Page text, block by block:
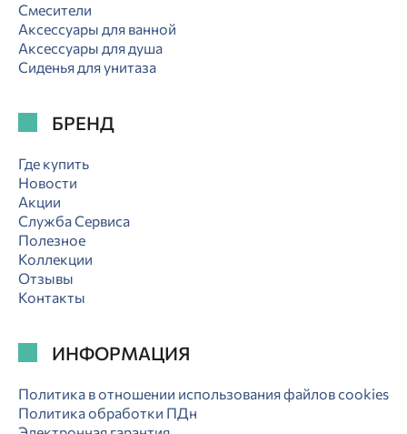
Смесители
Аксессуары для ванной
Аксессуары для душа
Сиденья для унитаза
БРЕНД
Где купить
Новости
Акции
Служба Сервиса
Полезное
Коллекции
Отзывы
Контакты
ИНФОРМАЦИЯ
Политика в отношении использования файлов cookies
Политика обработки ПДн